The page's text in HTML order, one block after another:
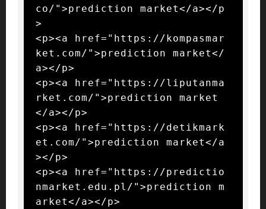
co/">prediction market</a></p
>
<p><a href="https://kompasmar
ket.com/">prediction market</
a></p>
<p><a href="https://liputanma
rket.com/">prediction market
</a></p>
<p><a href="https://detikmark
et.com/">prediction market</a
></p>
<p><a href="https://predictio
nmarket.edu.pl/">prediction m
arket</a></p>